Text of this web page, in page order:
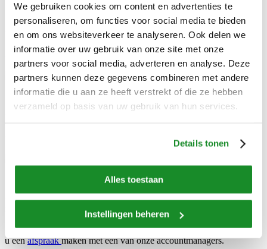
We gebruiken cookies om content en advertenties te
personaliseren, om functies voor social media te bieden
en om ons websiteverkeer te analyseren. Ook delen we
informatie over uw gebruik van onze site met onze
partners voor social media, adverteren en analyse. Deze
partners kunnen deze gegevens combineren met andere
informatie die u aan ze heeft verstrekt of die ze hebben
verzameld op basis van uw gebruik van hun services.
Details tonen
Alles toestaan
Instellingen beheren
gediplomeerde diëtisten. Ze staan u graag terzijde bij het opstellen
van menuplannen en dieetlijsten. Maar ook voor informatie over de
samenstelling van een product helpen onze diëtisten u graag verder.
Lees meer over gezonde voeding voor volwassenen.
Catering
Heeft u behoefte aan extra handen? In dat geval kunt u een beroep
doen op onze catermogelijkheden. Zo bent u verzekerd van
vakbekwaam personeel dat ervoor zorgdraagt dat uw gasten
een vereiste. Wij adviseren u graag over wat in uw situatie het beste
zou zijn. Van opslag en bereiding tot en met de benodigdheden om
te kunnen serveren. Vanzelfsprekend kunnen wij de apparatuur ook
leveren inclusief onderhoudscontract. Wilt u meer weten? Dan kunt
u eenafspraakmaken met één van onze accountmanagers.